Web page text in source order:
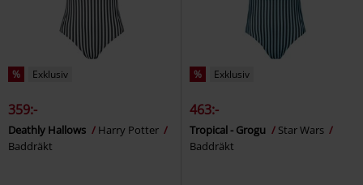
% Exklusiv
359:-
Deathly Hallows
Harry Potter
Baddräkt
% Exklusiv
463:-
Tropical - Grogu
Star Wars
Baddräkt